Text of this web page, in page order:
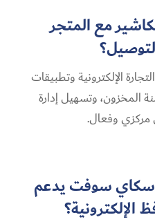
مع المتجر
الإلكترونية وتطبيقات
المخزون، وتسهيل إدارة
مركزي وفعال.
سكاي سوفت يدعم
الإلكترونية؟